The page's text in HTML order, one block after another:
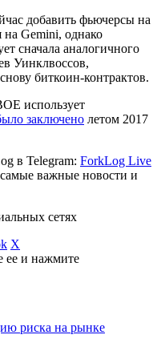
добавить фьючерсы на
на Gemini, однако
сначала аналогичного
Уинклвоссов,
биткоин-контрактов.
использует
заключено летом 2017
в Telegram: ForkLog Live
важные новости и
сетях
X
ее и нажмите
риска на рынке